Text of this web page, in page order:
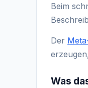
Beim
Der
Was